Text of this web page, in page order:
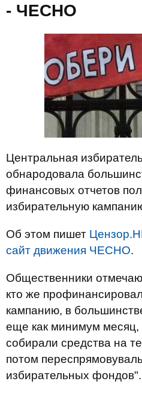
- ЧЕСНО
Центральная
обнародовала
финансовых отчетов
избирательную
Об этом пишет
сайт движения ЧЕСНО.
Общественники
кто же
кампанию, в
еще как минимум месяц,
собирали средства на
потом
избирательных фондов".